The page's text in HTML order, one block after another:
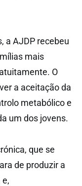
a AJDP recebeu
mais
O
a aceitação da
metabólico e
um dos jovens.
que se
de produzir a